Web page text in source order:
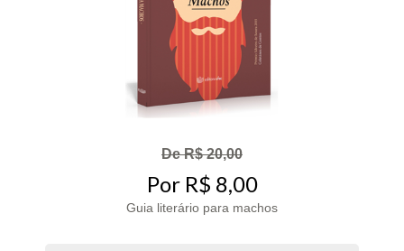
De R$ 20,00
Por R$ 8,00
Guia literário para machos